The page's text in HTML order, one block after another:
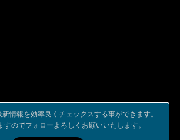
情報を効率良くチェックスする事ができます。
のでフォローよろしくお願いいたします。